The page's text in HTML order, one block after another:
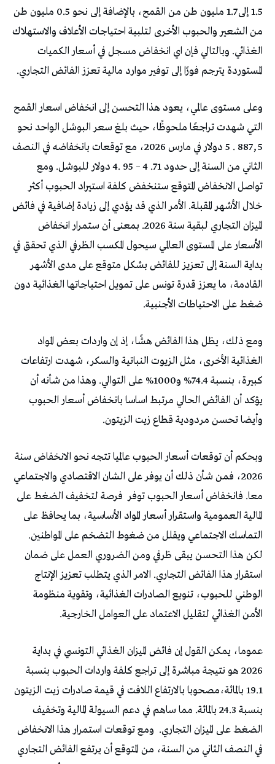
1.5 إلى 1.7 مليون طن من القمح، بالإضافة إلى نحو 0.5 مليون طن
من الشعير والحبوب الأخرى لتلبية احتياجات الأعلاف والاستهلاك
الغذائي. وبالتالي فإن اي انخفاض مسجل في أسعار الكميات
المستوردة يترجم فورًا إلى توفير موارد مالية تعزز الفائض التجاري.
وعلى مستوى عالمي، يعود هذا التحسن إلى انخفاض اسعار القمح
التي شهدت تراجعًا ملحوظًا، حيث بلغ سعر البوشل الواحد نحو
887٫5 . 5 دولار في مارس 2026، مع توقعات بانخفاضه في النصف
الثاني من السنة إلى حدود 71. 4 – 95 .4 دولار للبوشل. ومع
تواصل الانخفاض المتوقع ستنخفض كلفة استيراد الحبوب أكثر
خلال الأشهر المقبلة. الأمر الذي قد يؤدي إلى زيادة إضافية في فائض
الميزان التجاري لبقية سنة 2026. بمعنى أن ستمرار انخفاض
الأسعار على المستوى العالمي سيحول المكسب الظرفي الذي تحقق في
بداية السنة إلى تعزيز للفائض بشكل متوقع على مدى الأشهر
القادمة، ما يعزز قدرة تونس على تمويل احتياجاتها الغذائية دون
ضغط على الاحتياطات الأجنبية.
ومع ذلك، يظل هذا الفائض هشًا، إذ إن واردات بعض المواد
الغذائية الأخرى، مثل الزيوت النباتية والسكر، شهدت ارتفاعات
كبيرة، بنسبة 74.4% و1000% على التوالي. وهذا من شأنه أن
يؤكد أن الفائض الحالي مرتبط اساسا بانخفاض أسعار الحبوب
وأيضا تحسن مردودية قطاع زيت الزيتون.
وبحكم أن توقعات أسعار الحبوب عالميا تتجه نحو الانخفاض سنة
2026، فمن شأن ذلك أن يوفر على الشان الاقتصادي والاجتماعي
معا. فانخفاض أسعار الحبوب توفر فرصة لتخفيف الضغط على
المالية العمومية واستقرار أسعار المواد الأساسية، بما يحافظ على
التماسك الاجتماعي ويقلل من ضغوط التضخم على المواطنين.
لكن هذا التحسن يبقى ظرفي ومن الضروري العمل على ضمان
استقرار هذا الفائض التجاري. الامر الذي يتطلب تعزيز الإنتاج
الوطني للحبوب، تنويع الصادرات الغذائية، وتقوية منظومة
الأمن الغذائي لتقليل الاعتماد على العوامل الخارجية.
عموما، يمكن القول إن فائض الميزان الغذائي التونسي في بداية
2026 هو نتيجة مباشرة إلى تراجع كلفة واردات الحبوب بنسبة
19.1 بالمائة،مصحوبا بالارتفاع اللافت في قيمة صادرات زيت الزيتون
بنسبة 24.3 بالمائة. مما ساهم في دعم السيولة المالية وتخفيف
الضغط على الميزان التجاري. ومع توقعات استمرار هذا الانخفاض
في النصف الثاني من السنة، من المتوقع أن يرتفع الفائض التجاري